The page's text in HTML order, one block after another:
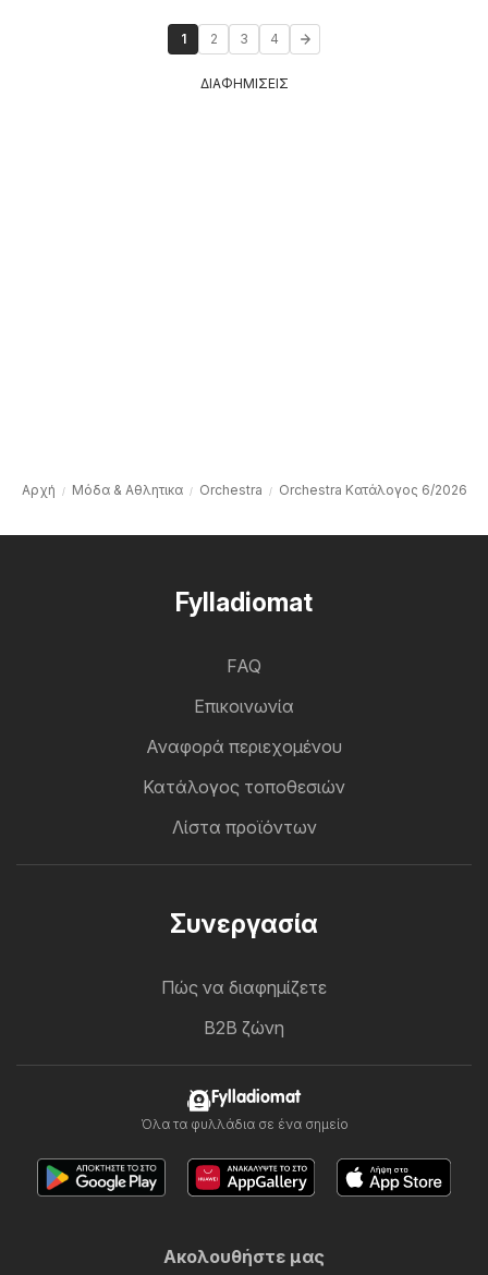
1 2 3 4
ΔΙΑΦΗΜΙΣΕΙΣ
Αρχή Μόδα & Aθλητικα Orchestra Orchestra Kατάλογος 6/2026
Fylladiomat
FAQ
Επικοινωνία
Αναφορά περιεχομένου
Κατάλογος τοποθεσιών
Λίστα προϊόντων
Συνεργασία
Πώς να διαφημίζετε
B2B ζώνη
Fylladiomat
Όλα τα φυλλάδια σε ένα σημείο
Ακολουθήστε μας